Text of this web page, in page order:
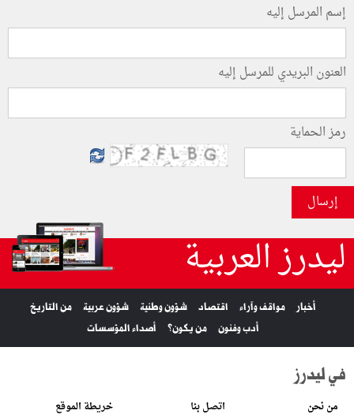
إسم المرسل إليه
العنون البريدي للمرسل إليه
رمز الحماية
إرسال
ليدرز العربية
أخبار مواقف وآراء اقتصاد شؤون وطنية شؤون عربية
من التاريخ
أدب وفنون
من يكون؟ أصداء المؤسسات
في ليدرز
من نحن اتصل بنا خريطة الموقع